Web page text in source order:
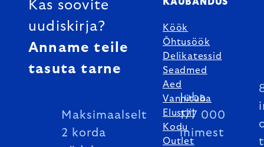
Kas soovite
uudiskirja?
Anname teile
tasuta tarne
Maksimaalselt
2 korda
Juba
177 000
inimest
KAUBANDUS
Köök
Õhtusöök
Delikatessid
Seadmed
Aed
Vannituba
Elustiil
Kodu
Outlet